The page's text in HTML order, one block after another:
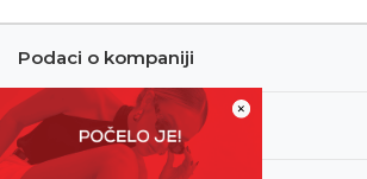
×
Podaci o kompaniji
Informacije